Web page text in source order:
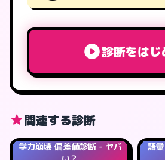
診断をはじ
関連する診断
学力崩壊 偏差値診断 - ヤバ
語